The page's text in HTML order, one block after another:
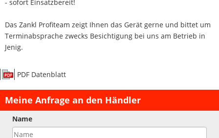
- sofort Einsatzbereit!
Das Zankl Profiteam zeigt Ihnen das Gerät gerne und bittet um
Terminabsprache zwecks Besichtigung bei uns am Betrieb in
Jenig.
PDF Datenblatt
Meine Anfrage an den Händler
Name